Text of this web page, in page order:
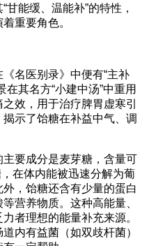
能缓、温能补”的特性，
重要角色。
名医别录》中便有“主补
其名方“小建中汤”中重用
效，用于治疗脾胃虚寒引
示了饴糖在补益中气、调
要成分是麦芽糖，含量可
在体内能被迅速分解为葡
，饴糖还含有少量的蛋白
营养物质。这种高能量、
者理想的能量补充来源。
内有益菌（如双歧杆菌）